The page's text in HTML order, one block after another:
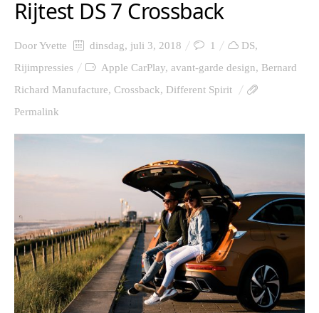
Rijtest DS 7 Crossback
DoorYvette dinsdag, juli 3, 2018 1 DS,
Rijimpressies
Apple CarPlay, avant-garde design, Bernard
Richard Manufacture, Crossback, Different Spirit
Permalink